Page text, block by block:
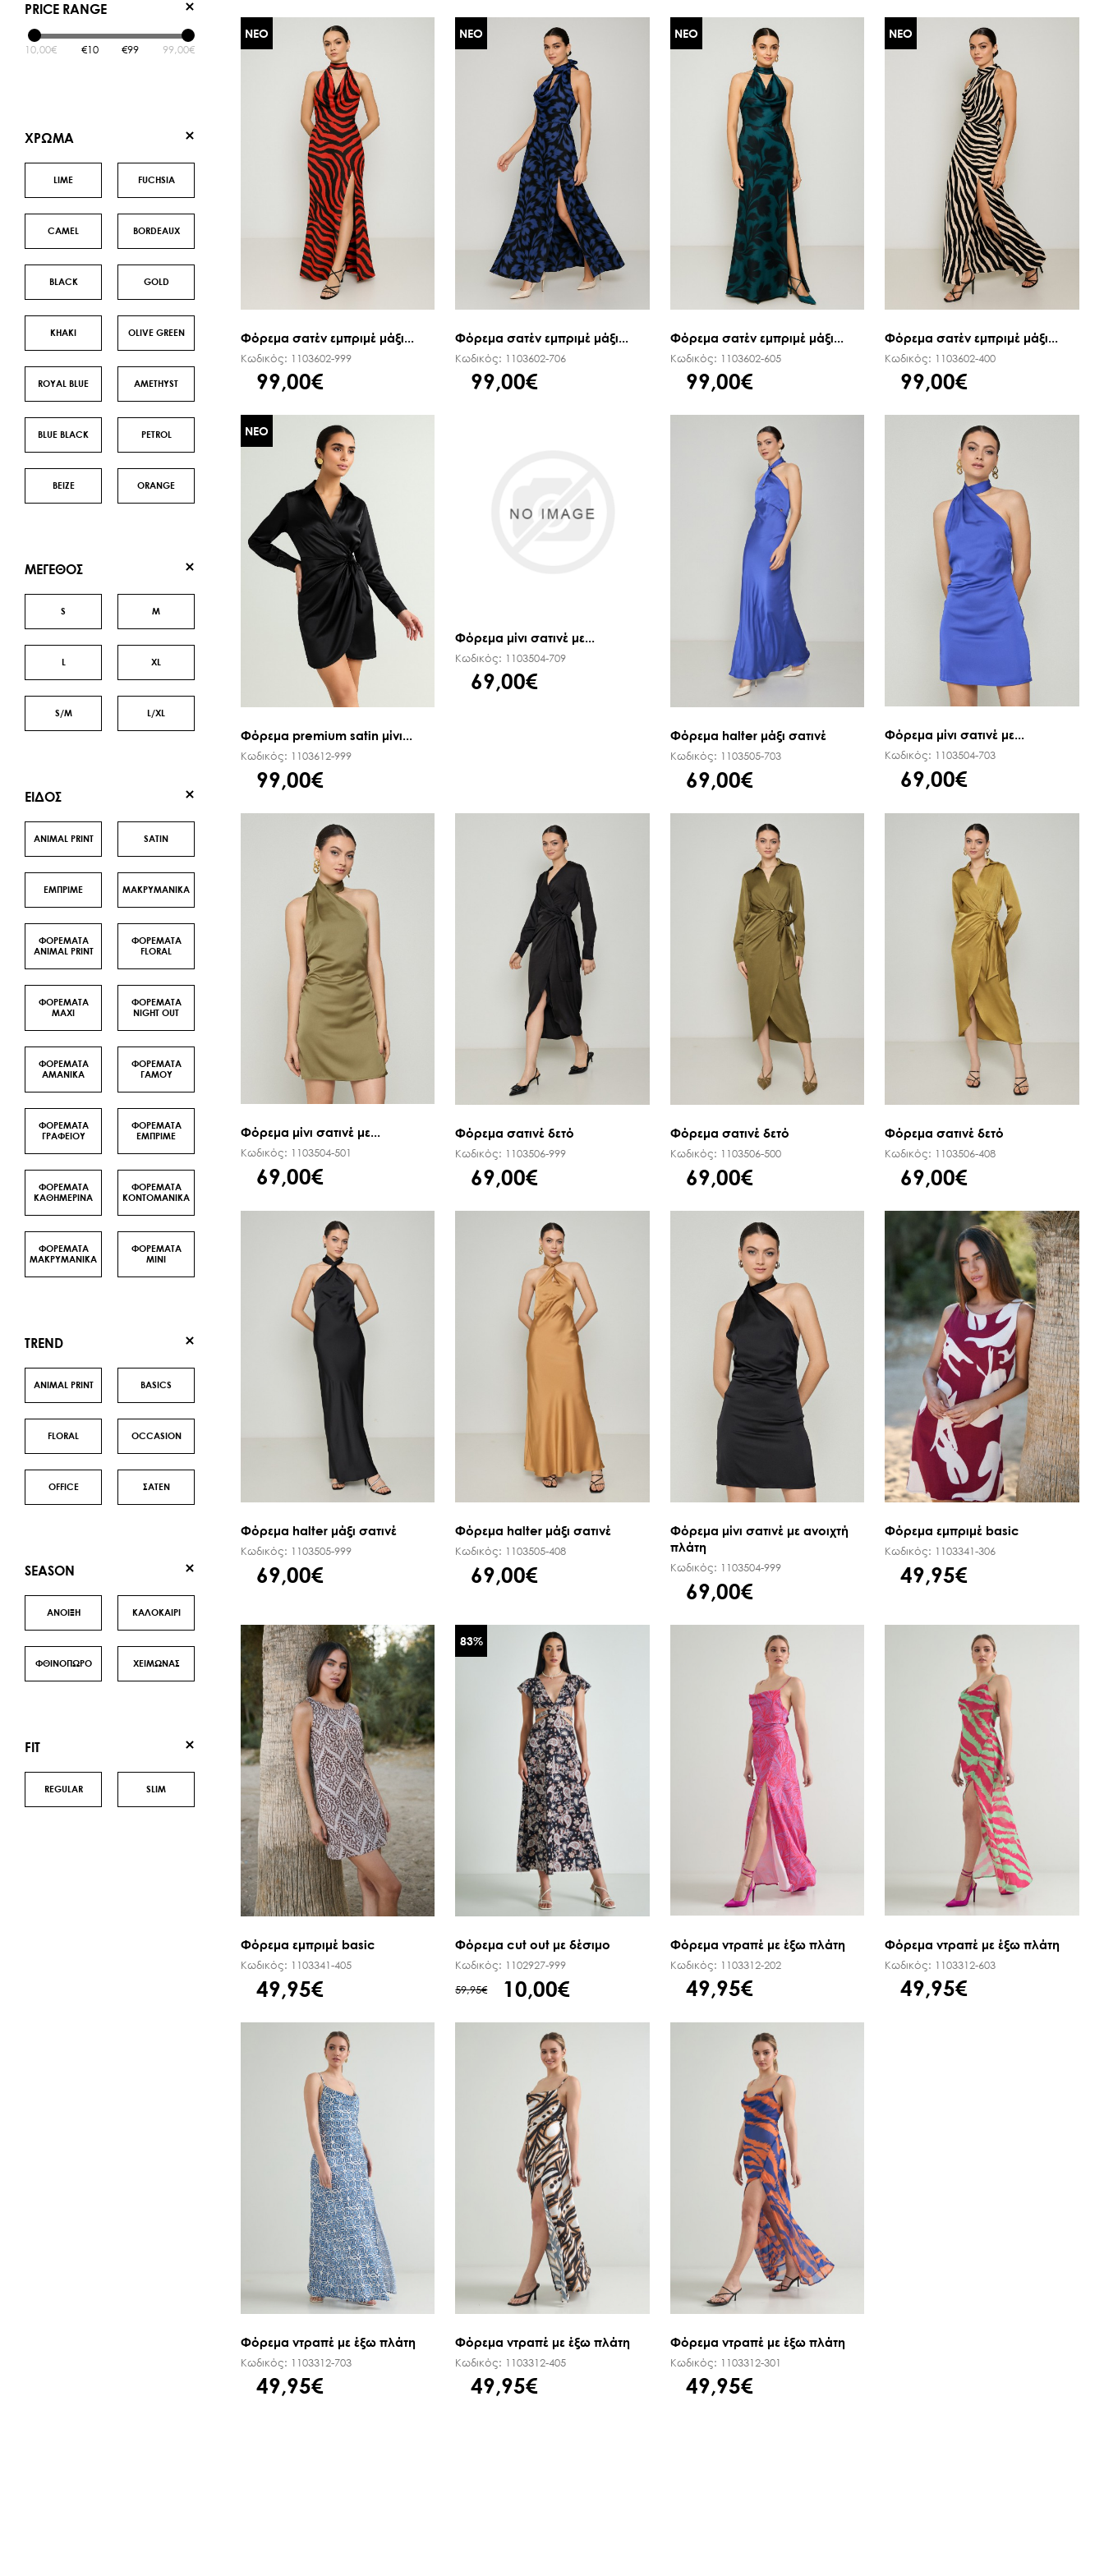
ΟΛΑ ΤΑ ΠΑΠΟΥΤΣΙΑ
ΟΛΑ ΤΑ ΑΞΕΣΟΥΑΡ
PRICE RANGE
10,00€ 99,00€
10 99
XΡΩΜΑ
LIME FUCHSIA
CAMEL BORDEAUX
BLACK GOLD
ΚΗΑΚΙ OLIVE GREEN
ROYAL BLUE AMETHYST
BLUE BLACK PETROL
BEIZE ORANGE
ΜΕΓΕΘΟΣ
S M
L XL
S/M L/XL
ΕΙΔΟΣ
ANIMAL PRINT SATΙN
ΕΜΠΡΙΜΕ ΜΑΚΡΥΜΑΝΙΚΑ
ΦΟΡΕΜΑΤΑ
ANIMAL PRINT
ΦΟΡΕΜΑΤΑ
FLORAL
ΦΟΡΕΜΑΤΑ
MAXI
ΦΟΡΕΜΑΤΑ
NIGHT OUT
ΦΟΡΕΜΑΤΑ
ΑΜΑΝΙΚΑ
ΦΟΡΕΜΑΤΑ
ΓΑΜΟΥ
ΦΟΡΕΜΑΤΑ
ΓΡΑΦΕΙΟΥ
ΦΟΡΕΜΑΤΑ
ΕΜΠΡΙΜΕ
ΦΟΡΕΜΑΤΑ
ΚΑΘΗΜΕΡΙΝΑ
ΦΟΡΕΜΑΤΑ
ΚΟΝΤΟΜΑΝΙΚΑ
ΦΟΡΕΜΑΤΑ
ΜΑΚΡΥΜΑΝΙΚΑ
ΦΟΡΕΜΑΤΑ
ΜΙΝΙ
TREND
ANIMAL PRINT BASICS
FLORAL OCCASION
OFFICE ΣΑΤΕΝ
SEASON
ΑΝΟΙΞΗ ΚΑΛΟΚΑΙΡΙ
ΦΘΙΝΟΠΩΡΟ ΧΕΙΜΩΝΑΣ
FIT
REGULAR SLIM
ΝΕΟ
Φόρεμα σατέν εμπριμέ μάξι...
Κωδικός: 1103602-999
99,00€
ΝΕΟ
Φόρεμα σατέν εμπριμέ μάξι...
Κωδικός: 1103602-706
99,00€
ΝΕΟ
Φόρεμα σατέν εμπριμέ μάξι...
Κωδικός: 1103602-605
99,00€
ΝΕΟ
Φόρεμα σατέν εμπριμέ μάξι...
Κωδικός: 1103602-400
99,00€
ΝΕΟ
Φόρεμα premium satin μίνι...
Κωδικός: 1103612-999
99,00€
Φόρεμα μίνι σατινέ με...
Κωδικός: 1103504-709
69,00€
Φόρεμα halter μάξι σατινέ
Κωδικός: 1103505-703
69,00€
Φόρεμα μίνι σατινέ με...
Κωδικός: 1103504-703
69,00€
Φόρεμα μίνι σατινέ με...
Κωδικός: 1103504-501
69,00€
Φόρεμα σατινέ δετό
Κωδικός: 1103506-999
69,00€
Φόρεμα σατινέ δετό
Κωδικός: 1103506-500
69,00€
Φόρεμα σατινέ δετό
Κωδικός: 1103506-408
69,00€
Φόρεμα halter μάξι σατινέ
Κωδικός: 1103505-999
69,00€
Φόρεμα halter μάξι σατινέ
Κωδικός: 1103505-408
69,00€
Φόρεμα μίνι σατινέ με ανοιχτή
πλάτη
Κωδικός: 1103504-999
69,00€
Φόρεμα εμπριμέ basic
Κωδικός: 1103341-306
49,95€
Φόρεμα εμπριμέ basic
Κωδικός: 1103341-405
49,95€
83%
Φόρεμα cut out με δέσιμο
Κωδικός: 1102927-999
59,95€ 10,00€
Φόρεμα ντραπέ με έξω πλάτη
Κωδικός: 1103312-202
49,95€
Φόρεμα ντραπέ με έξω πλάτη
Κωδικός: 1103312-603
49,95€
Φόρεμα ντραπέ με έξω πλάτη
Κωδικός: 1103312-703
49,95€
Φόρεμα ντραπέ με έξω πλάτη
Κωδικός: 1103312-405
49,95€
Φόρεμα ντραπέ με έξω πλάτη
Κωδικός: 1103312-301
49,95€